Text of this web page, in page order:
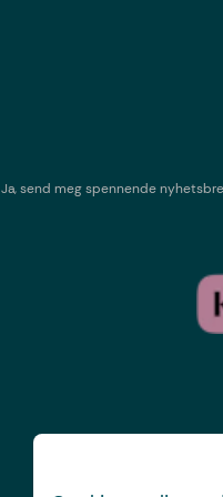
Ja, send meg spennende